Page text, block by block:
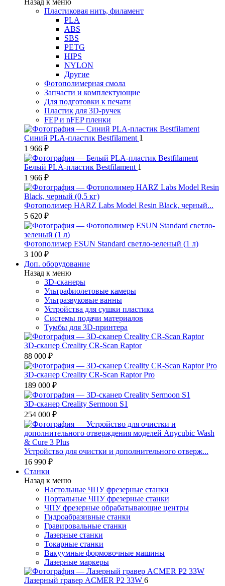
Назад к меню
Пластиковая нить, филамент
PLA
ABS
SBS
PETG
HIPS
NYLON
Другие
Фотополимерная смола
Запчасти и комплектующие
Для подготовки к печати
Пластик для 3D-ручек
FEP и nFEP пленки
Синий PLA-пластик Bestfilament 1
1 966 ₽
Белый PLA-пластик Bestfilament 1
1 966 ₽
Фотополимер HARZ Labs Model Resin Black, черный...
5 620 ₽
Фотополимер ESUN Standard светло-зеленый (1 л)
3 100 ₽
Доп. оборудование
Назад к меню
3D-сканеры
Ультрафиолетовые камеры
Ультразвуковые ванны
Устройства для сушки пластика
Системы подачи материалов
Тумбы для 3D-принтера
3D-сканер Creality CR-Scan Raptor
88 000 ₽
3D-сканер Creality CR-Scan Raptor Pro
189 000 ₽
3D-сканер Creality Sermoon S1
254 000 ₽
Устройство для очистки и дополнительного отверж...
16 990 ₽
Станки
Назад к меню
Настольные ЧПУ фрезерные станки
Портальные ЧПУ фрезерные станки
ЧПУ фрезерные обрабатывающие центры
Гидроабразивные станки
Гравировальные станки
Лазерные станки
Токарные станки
Вакуумные формовочные машины
Лазерные маркеры
Лазерный гравер ACMER P2 33W 6